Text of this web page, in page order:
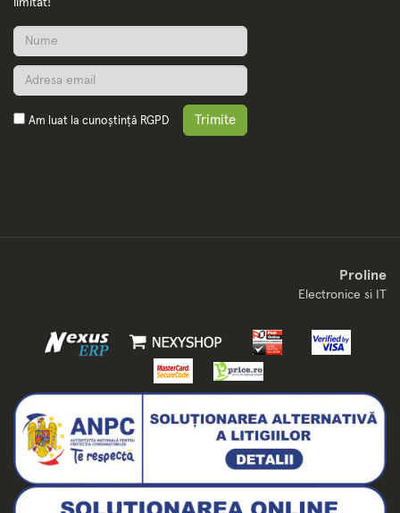
limitat!
Am luat la cunoștință RGPD Trimite
Proline
Electronice si IT